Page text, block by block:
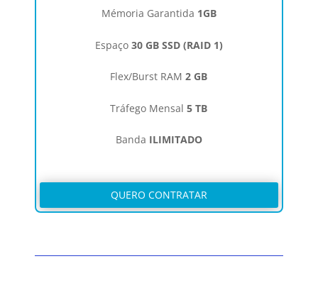
Mémoria Garantida 1GB
Espaço30 GB SSD (RAID 1)
Flex/Burst RAM 2 GB
Tráfego Mensal 5 TB
Banda ILIMITADO
QUERO CONTRATAR